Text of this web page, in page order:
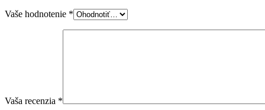
Vaše hodnotenie *
Vaša recenzia *